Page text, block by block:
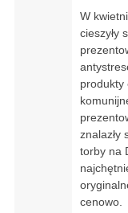
W
cieszyły
produkty
znalazły
torby na
cenowo.